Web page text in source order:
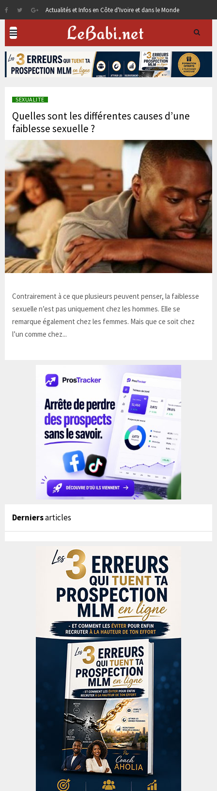
Actualités et Infos en Côte d'Ivoire et dans le Monde
SEXUALITE
Quelles sont les différentes causes d’une
faiblesse sexuelle ?
Contrairement à ce que plusieurs peuvent penser, la faiblesse
sexuelle n’est pas uniquement chez les hommes. Elle se
remarque également chez les femmes. Mais que ce soit chez
l’un comme chez...
Derniersarticles